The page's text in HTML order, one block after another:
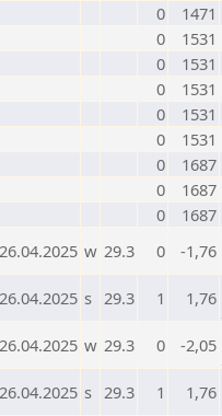
0
1471
0
1531
0
1531
0
1531
0
1531
0
1531
0
1687
0
1687
0
1687
26.04.2025 w 29.3 0 -1,76
26.04.2025 s 29.3 1 1,76
26.04.2025 w 29.3 0 -2,05
26.04.2025 s 29.3 1 1,76